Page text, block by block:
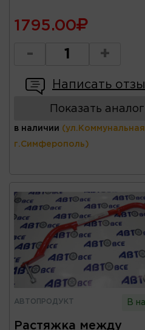
1795.00
- +
Написать
Показать
в наличии
г.Симферополь)
АВТОПРОДУКТ В
Растяжка между